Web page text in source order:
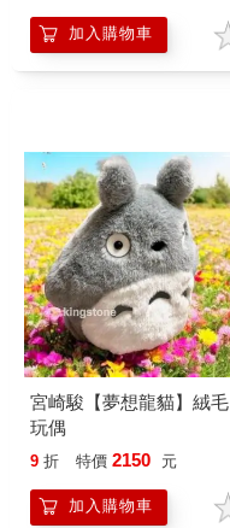
加入購物車
宮崎駿【夢想龍貓】絨毛
玩偶
9 折 特價 2150 元
加入購物車